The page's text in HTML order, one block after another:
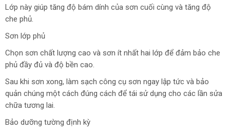
Lớp này giúp tăng độ bám dính của sơn cuối cùng và tăng độ
che phủ.
Sơn lớp phủ
Chọn sơn chất lượng cao và sơn ít nhất hai lớp để đảm bảo che
phủ đầy đủ và độ bền cao.
Sau khi sơn xong, làm sạch công cụ sơn ngay lập tức và bảo
quản chúng một cách đúng cách để tái sử dụng cho các lần sửa
chữa tương lai.
Bảo dưỡng tường định kỳ